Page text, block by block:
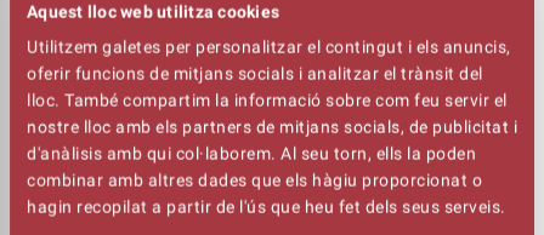
Aquest lloc web utilitza cookies
Utilitzem galetes per personalitzar el contingut i els anuncis,
oferir funcions de mitjans socials i analitzar el trànsit del
lloc. També compartim la informació sobre com feu servir el
nostre lloc amb els partners de mitjans socials, de publicitat i
d'anàlisis amb qui col·laborem. Al seu torn, ells la poden
combinar amb altres dades que els hàgiu proporcionat o
hagin recopilat a partir de l'ús que heu fet dels seus serveis.
fantàstic del Circ, la companyia ha desenvolupat un
projecte artístic amb segell propi. Implicats en àmbits
formatius i de divulgació, han projectat la seva activitat
internacionalment amb quinze espectacles de creació.
La companyia va rebre el Premi Nacional de Cultura 2016
a la trajectòria; l’espectacle va ser Premio del Público
TAC, Premi Especial del Jurat Zirkólica, Premi Teatre
Barcelona a millor espectacle de circ i clown, i Premi de